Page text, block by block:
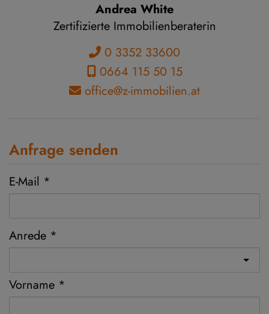
Andrea White
Zertifizierte Immobilienberaterin
0 3352 33600
0664 115 50 15
office@z-immobilien.at
Anfrage senden
E-Mail
Anrede
Vorname